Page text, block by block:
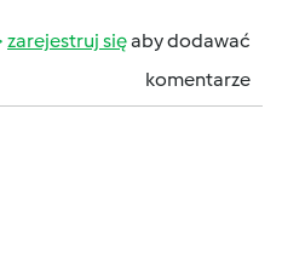
zarejestruj sięaby dodawać
komentarze